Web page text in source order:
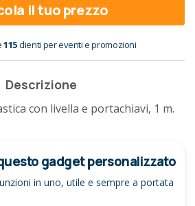
il tuo prezzo
115clienti per eventi e promozioni
Descrizione
con livella e portachiavi, 1 m.
gadget personalizzato
in uno, utile e sempre a portata